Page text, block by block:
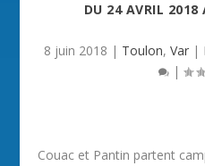
DU 24 AVRIL 2018
8 juin 2018 | Toulon, Var |
|
Couac et Pantin partent